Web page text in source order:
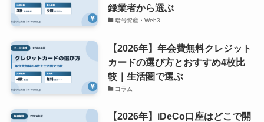
録業者から選ぶ
暗号資産・Web3
【2026年】年会費無料クレジット
カードの選び方とおすすめ4枚比
較｜生活圏で選ぶ
コラム
【2026年】iDeCo口座はどこで開